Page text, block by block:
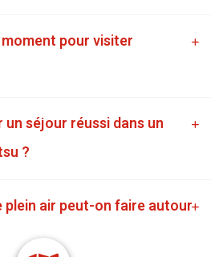
pour visiter
séjour réussi dans un
?
plein air peut-on faire autour